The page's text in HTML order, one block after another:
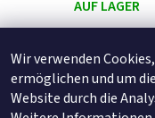
Wir verwenden
ermöglichen und um
Website durch die
AUF LAGER
DETAIL